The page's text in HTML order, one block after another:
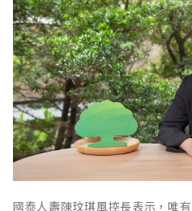
國泰人壽陳玟琪風控長表示，唯